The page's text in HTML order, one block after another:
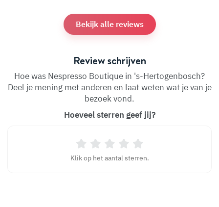
Bekijk alle reviews
Review schrijven
Hoe was Nespresso Boutique in 's-Hertogenbosch?
Deel je mening met anderen en laat weten wat je van je
bezoek vond.
Hoeveel sterren geef jij?
Klik op het aantal sterren.